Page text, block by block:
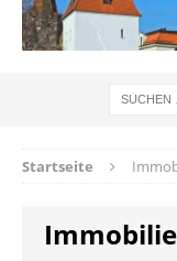
Startseite